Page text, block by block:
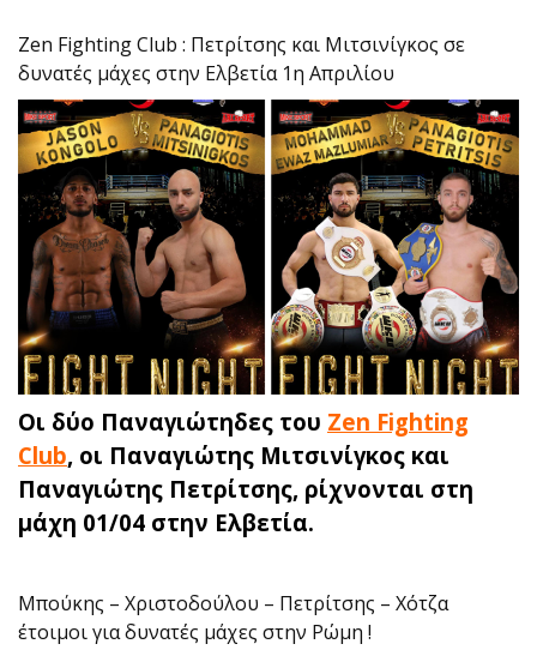
Zen Fighting Club : Πετρίτσης και Μιτσινίγκος σε
δυνατές μάχες στην Ελβετία 1η Απριλίου
Οι δύο Παναγιώτηδες του Zen Fighting
Club, οι Παναγιώτης Μιτσινίγκος και
Παναγιώτης Πετρίτσης, ρίχνονται στη
μάχη 01/04 στην Ελβετία.
Μπούκης – Χριστοδούλου – Πετρίτσης – Χότζα
έτοιμοι για δυνατές μάχες στην Ρώμη !